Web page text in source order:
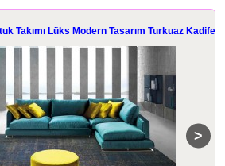
Takımı Lüks Modern Tasarım Turkuaz Kadife